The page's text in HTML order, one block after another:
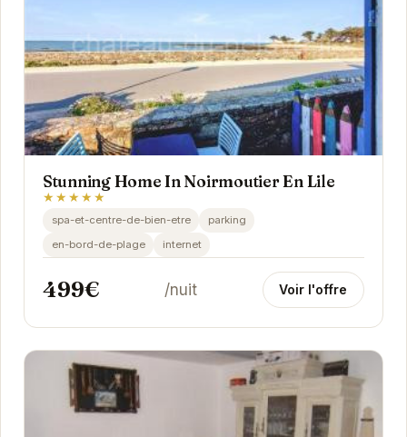
Stunning Home In Noirmoutier En Lile
★★★★★
spa-et-centre-de-bien-etre
parking
en-bord-de-plage
internet
499€ /nuit Voir l'offre